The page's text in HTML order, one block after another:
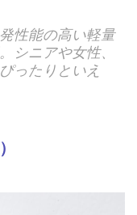
性能の高い軽量
シニアや女性、
ったりといえ